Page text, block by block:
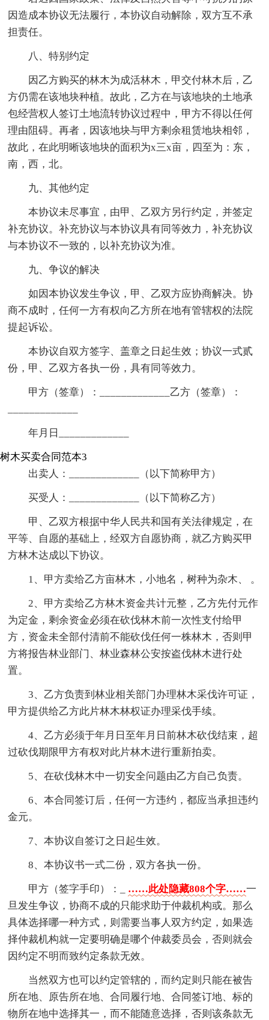
因造成本协议无法履行，本协议自动解除，双方互不承
担责任。
八、特别约定
因乙方购买的林木为成活林木，甲交付林木后，乙
方仍需在该地块种植。故此，乙方在与该地块的土地承
包经营权人签订土地流转协议过程中，甲方不得以任何
理由阻碍。再者，因该地块与甲方剩余租赁地块相邻，
故此，在此明晰该地块的面积为x三x亩，四至为：东，
南，西，北。
九、其他约定
本协议未尽事宜，由甲、乙双方另行约定，并签定
补充协议。补充协议与本协议具有同等效力，补充协议
与本协议不一致的，以补充协议为准。
九、争议的解决
如因本协议发生争议，甲、乙双方应协商解决。协
商不成时，任何一方有权向乙方所在地有管辖权的法院
提起诉讼。
本协议自双方签字、盖章之日起生效；协议一式贰
份，甲、乙双方各执一份，具有同等效力。
甲方（签章）：_____________乙方（签章）：
年月日_____________
树木买卖合同范本3
出卖人：_____________（以下简称甲方）
买受人：_____________（以下简称乙方）
甲、乙双方根据中华人民共和国有关法律规定，在
平等、自愿的基础上，经双方自愿协商，就乙方购买甲
方林木达成以下协议。
1、甲方卖给乙方亩林木，小地名，树种为杂木、 。
2、甲方卖给乙方林木资金共计元整，乙方先付元作
为定金，剩余资金必须在砍伐林木前一次性支付给甲
方，资金未全部付清前不能砍伐任何一株林木，否则甲
方将报告林业部门、林业森林公安按盗伐林木进行处
置。
3、乙方负责到林业相关部门办理林木采伐许可证，
甲方提供给乙方此片林木林权证办理采伐手续。
4、乙方必须于年月日至年月日前林木砍伐结束，超
过砍伐期限甲方有权对此片林木进行重新拍卖。
5、在砍伐林木中一切安全问题由乙方自己负责。
6、本合同签订后，任何一方违约，都应当承担违约
金元。
7、本协议自签订之日起生效。
8、本协议书一式二份，双方各执一份。
甲方（签字手印）：_ ……此处隐藏808个字……一
旦发生争议，协商不成的只能求助于仲裁机构或。那么
具体选择哪一种方式，则需要当事人双方约定，如果选
择仲裁机构就一定要明确是哪个仲裁委员会，否则就会
因约定不明而致约定条款无效。
当然双方也可以约定管辖的，而约定则只能在被告
所在地、原告所在地、合同履行地、合同签订地、标的
物所在地中选择其一，而不能随意选择，否则该条款无